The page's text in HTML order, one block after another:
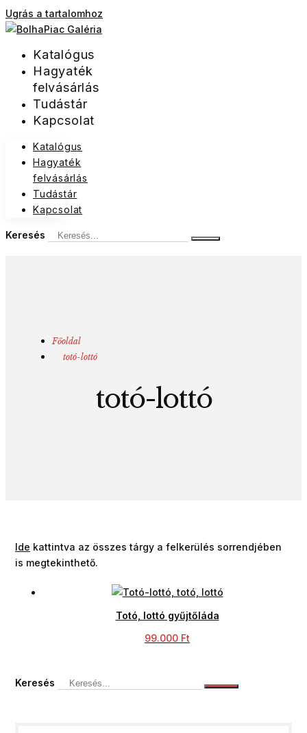
Ugrás a tartalomhoz
Katalógus
Hagyaték
felvásárlás
Tudástár
Kapcsolat
Katalógus
Hagyaték
felvásárlás
Tudástár
Kapcsolat
Keresés
Főoldal
totó-lottó
totó-lottó
Ide kattintva az összes tárgy a felkerülés sorrendjében
is megtekinthető.
Totó, lottó gyűjtőláda
99.000 Ft
Keresés